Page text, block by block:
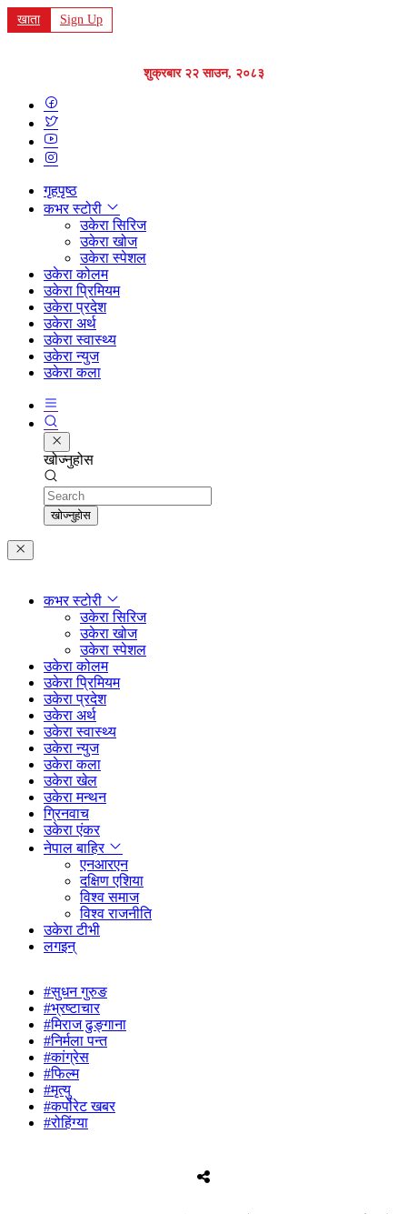
खाता Sign Up
शुक्रबार २२ साउन, २०८३
गृहपृष्ठ
कभर स्टोरी
उकेरा सिरिज
उकेरा खोज
उकेरा स्पेशल
उकेरा कोलम
उकेरा प्रिमियम
उकेरा प्रदेश
उकेरा अर्थ
उकेरा स्वास्थ्य
उकेरा न्युज
उकेरा कला
खोज्नुहोस
Search
खोज्नुहोस
कभर स्टोरी
उकेरा सिरिज
उकेरा खोज
उकेरा स्पेशल
उकेरा कोलम
उकेरा प्रिमियम
उकेरा प्रदेश
उकेरा अर्थ
उकेरा स्वास्थ्य
उकेरा न्युज
उकेरा कला
उकेरा खेल
उकेरा मन्थन
ग्रिनवाच
उकेरा एंकर
नेपाल बाहिर
एनआरएन
दक्षिण एशिया
विश्व समाज
विश्व राजनीति
उकेरा टीभी
लगइन्
#सुधन गुरुङ
#भ्रष्टाचार
#मिराज ढुङ्गाना
#निर्मला पन्त
#कांग्रेस
#फिल्म
#मृत्यु
#कर्पोरेट खबर
#रोहिंग्या